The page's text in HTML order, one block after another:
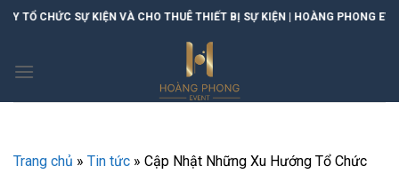
SkipKIỆN VÀ CHO THUÊ THIẾT BỊ SỰ KIỆN | HOÀNG PHONG EVENT
Trang chủ » Tin tức » Cập Nhật Những Xu Hướng Tổ Chức